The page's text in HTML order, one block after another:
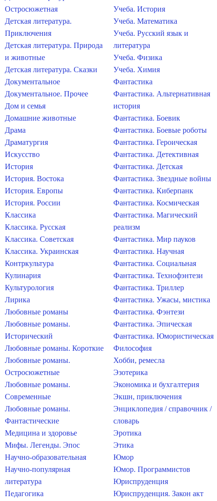
Остросюжетная
Детская литература.
Приключения
Детская литература. Природа
и животные
Детская литература. Сказки
Документальное
Документальное. Прочее
Дом и семья
Домашние животные
Драма
Драматургия
Искусство
История
История. Востока
История. Европы
История. России
Классика
Классика. Русская
Классика. Советская
Классика. Украинская
Контркультура
Кулинария
Культурология
Лирика
Любовные романы
Любовные романы.
Исторический
Любовные романы. Короткие
Любовные романы.
Остросюжетные
Любовные романы.
Современные
Любовные романы.
Фантастические
Медицина и здоровье
Мифы. Легенды. Эпос
Научно-образовательная
Научно-популярная
литература
Педагогика
Учеба. История
Учеба. Математика
Учеба. Русский язык и
литература
Учеба. Физика
Учеба. Химия
Фантастика
Фантастика. Альтернативная
история
Фантастика. Боевик
Фантастика. Боевые роботы
Фантастика. Героическая
Фантастика. Детективная
Фантастика. Детская
Фантастика. Звездные войны
Фантастика. Киберпанк
Фантастика. Космическая
Фантастика. Магический
реализм
Фантастика. Мир пауков
Фантастика. Научная
Фантастика. Социальная
Фантастика. Технофэнтези
Фантастика. Триллер
Фантастика. Ужасы, мистика
Фантастика. Фэнтези
Фантастика. Эпическая
Фантастика. Юмористическая
Философия
Хобби, ремесла
Эзотерика
Экономика и бухгалтерия
Экшн, приключения
Энциклопедия / справочник /
словарь
Эротика
Этика
Юмор
Юмор. Программистов
Юриспруденция
Юриспруденция. Закон акт